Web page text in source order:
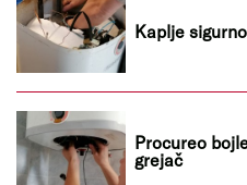
Kaplje
Procureo
grejač